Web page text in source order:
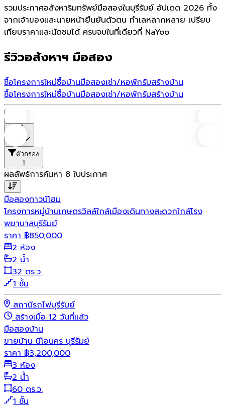
รวมประกาศอสังหาริมทรัพย์มือสองในบุรีรัมย์ อัปเดต 2026 ทั้ง
จากเจ้าของและนายหน้ายืนยันตัวตน ทำเลหลากหลาย เปรียบ
เทียบราคาและนัดชมได้ ครบจบในที่เดียวที่ NaYoo
รีวิวอสังหาฯ มือสอง
ซื้อโครงการใหม่ซื้อบ้านมือสองเช่า/หอพักรับสร้างบ้าน
ซื้อโครงการใหม่ซื้อบ้านมือสองเช่า/หอพักรับสร้างบ้าน
ตัวกรอง
1
ผลลัพธ์การค้นหา 8 ใบประกาศ
มือสองทาวน์โฮม
โครงการหมู่บ้านเกษตรวิลล์ใกล้เมืองเดินทางสะดวกใกล้โรง
พยาบาลบุรีรัมย์
ราคา ฿850,000
2 ห้อง
2 น้ำ
32 ตร.ว.
1 ชั้น
สถานีรถไฟบุรีรัมย์
สร้างเมื่อ 12 วันที่แล้ว
มือสองบ้าน
ขายบ้าน นีโอนคร บุรีรัมย์
ราคา ฿3,200,000
3 ห้อง
2 น้ำ
60 ตร.ว.
1 ชั้น